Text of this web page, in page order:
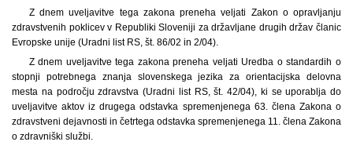
Z dnem uveljavitve tega zakona preneha veljati Zakon o opravljanju
zdravstvenih poklicev v Republiki Sloveniji za državljane drugih držav članic
Evropske unije (Uradni list RS, št. 86/02 in 2/04).
Z dnem uveljavitve tega zakona preneha veljati Uredba o standardih o
stopnji potrebnega znanja slovenskega jezika za orientacijska delovna
mesta na področju zdravstva (Uradni list RS, št. 42/04), ki se uporablja do
uveljavitve aktov iz drugega odstavka spremenjenega 63. člena Zakona o
zdravstveni dejavnosti in četrtega odstavka spremenjenega 11. člena Zakona
o zdravniški službi.